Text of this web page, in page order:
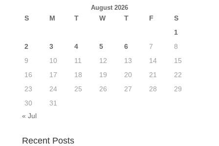
August 2026
S M T W T F
S
1
2
3 4 5 6 7
8
9
10 11 12 13 14
15
16
17 18 19 20 21
22
23
24 25 26 27 28
29
30
31
« Jul
Recent Posts